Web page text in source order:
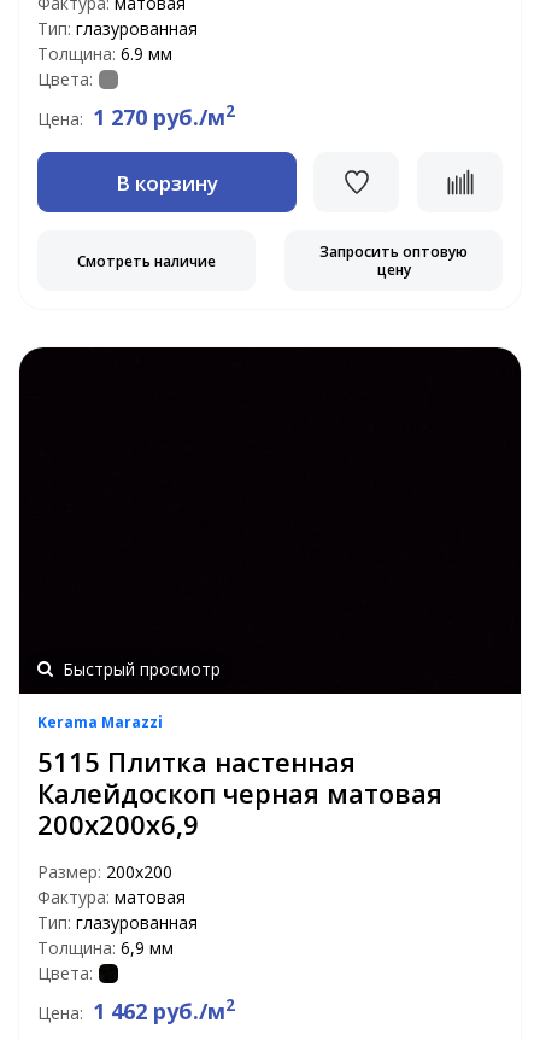
Тип: глазурованная
Толщина: 6.9 мм
Цвета:
Цена: 1 270 руб./м2
В корзину
Смотреть наличие
Запросить оптовую
цену
Быстрый просмотр
Kerama Marazzi
5115 Плитка настенная
Калейдоскоп черная матовая
200х200х6,9
Размер: 200х200
Фактура: матовая
Тип: глазурованная
Толщина: 6,9 мм
Цвета:
Цена: 1 462 руб./м2